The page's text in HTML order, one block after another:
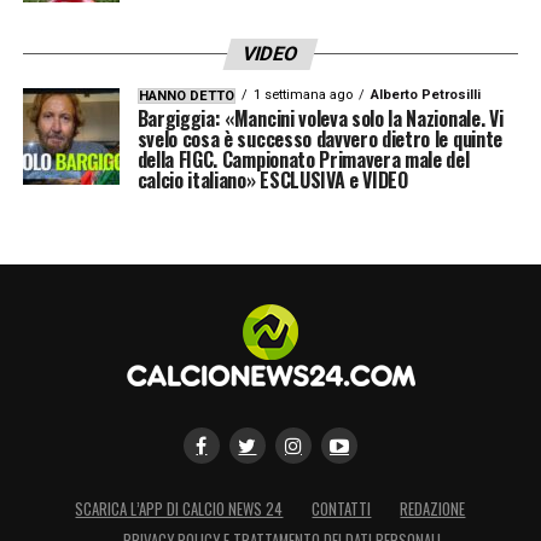
rovescia è cominciato: il Flaminio potrebbe
presto tornare a vivere con i colori
biancocelesti.
VIDEO
HANNO DETTO 1 settimana ago Alberto Petrosilli
Bargiggia: «Mancini voleva solo la Nazionale. Vi
svelo cosa è successo davvero dietro le quinte
della FIGC. Campionato Primavera male del
calcio italiano» ESCLUSIVA e VIDEO
SCARICA L’APP DI CALCIO NEWS 24 CONTATTI
REDAZIONE